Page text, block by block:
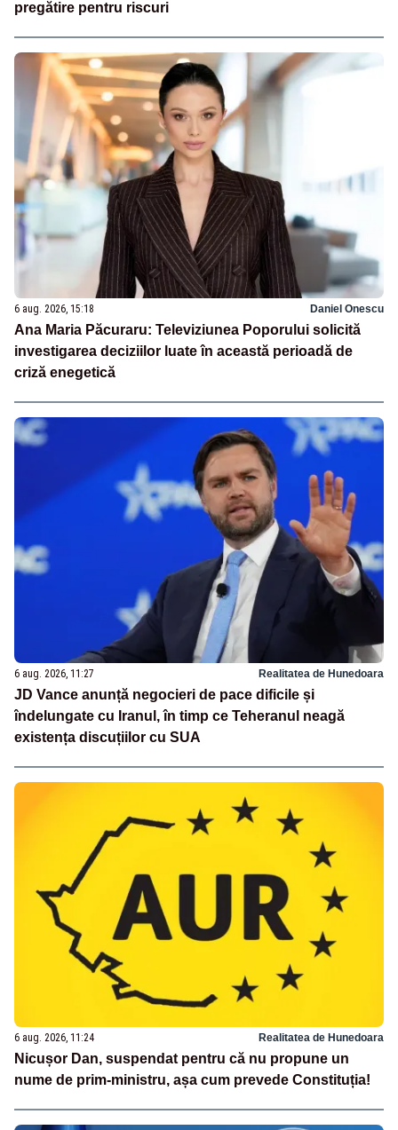
pregătire pentru riscuri
6 aug. 2026, 15:18 Daniel Onescu
Ana Maria Păcuraru: Televiziunea Poporului solicită
investigarea deciziilor luate în această perioadă de
criză enegetică
6 aug. 2026, 11:27 Realitatea de Hunedoara
JD Vance anunță negocieri de pace dificile și
îndelungate cu Iranul, în timp ce Teheranul neagă
existența discuțiilor cu SUA
6 aug. 2026, 11:24 Realitatea de Hunedoara
Nicușor Dan, suspendat pentru că nu propune un
nume de prim-ministru, așa cum prevede Constituția!